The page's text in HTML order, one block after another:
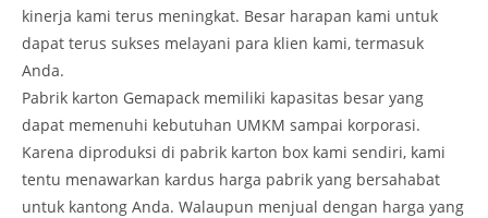
kinerja kami terus meningkat. Besar harapan kami untuk
dapat terus sukses melayani para klien kami, termasuk
Anda.
Pabrik karton Gemapack memiliki kapasitas besar yang
dapat memenuhi kebutuhan UMKM sampai korporasi.
Karena diproduksi di pabrik karton box kami sendiri, kami
tentu menawarkan kardus harga pabrik yang bersahabat
untuk kantong Anda. Walaupun menjual dengan harga yang